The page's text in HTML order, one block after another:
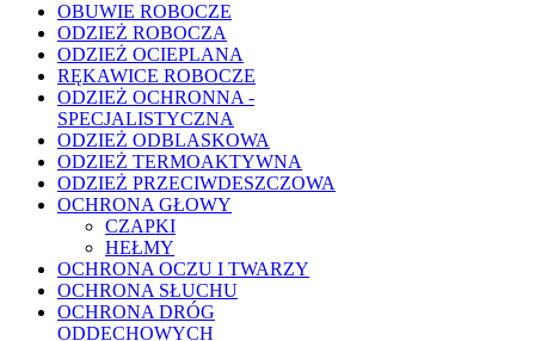
OBUWIE ROBOCZE
ODZIEŻ ROBOCZA
ODZIEŻ OCIEPLANA
RĘKAWICE ROBOCZE
ODZIEŻ OCHRONNA -
SPECJALISTYCZNA
ODZIEŻ ODBLASKOWA
ODZIEŻ TERMOAKTYWNA
ODZIEŻ PRZECIWDESZCZOWA
OCHRONA GŁOWY
CZAPKI
HEŁMY
OCHRONA OCZU I TWARZY
OCHRONA SŁUCHU
OCHRONA DRÓG
ODDECHOWYCH